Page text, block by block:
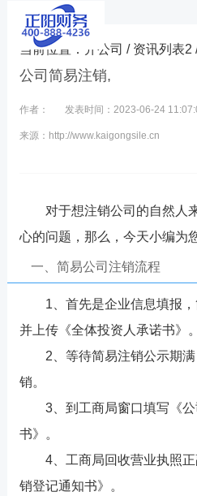
当前位置： 开公司 / 资讯列表2
公司简易注销,
作者： 发表时间：2023-06-24
来源：http://www.kaigongsile.cn
对于想注销公司的自然人
心的问题，那么，今天小编为
一、简易公司注销流程
1、首先是企业信息填报
并上传《全体投资人承诺书》。
2、等待简易注销公示期
销。
3、到工商局窗口填写《
书》。
4、工商局回收营业执照
销登记通知书》。